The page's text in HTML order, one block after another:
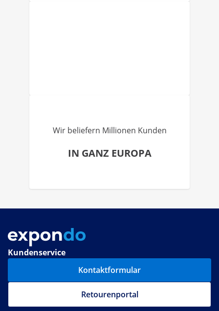
Wir beliefern Millionen Kunden
IN GANZ EUROPA
Kundenservice
Kontaktformular
Retourenportal